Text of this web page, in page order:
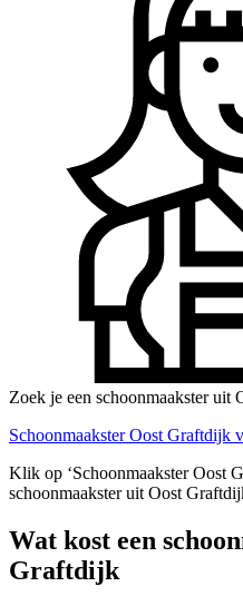
Zoek je een schoonmaakster uit
Schoonmaakster Oost Graftdijk
Klik op ‘Schoonmaakster Oost
schoonmaakster uit Oost
Wat kost een
Graftdijk